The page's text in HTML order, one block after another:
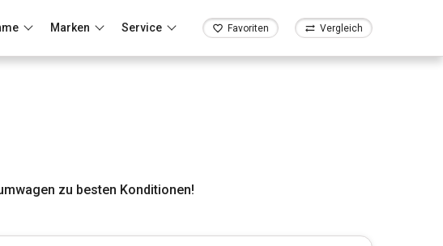
Marken Service Favoriten Vergleich
zu besten Konditionen!